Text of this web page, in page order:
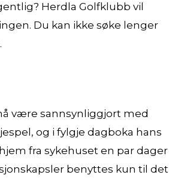
Herdla Golfklubb vil
Du kan ikke søke lenger
være sannsynliggjort med
og i fylgje dagboka hans
fra sykehuset en par dager
benyttes kun til det